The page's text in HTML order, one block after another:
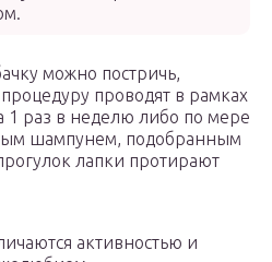
можно постричь,
проводят в рамках
1 раз в неделю либо по мере
шампунем, подобранным
лапки протирают
активностью и